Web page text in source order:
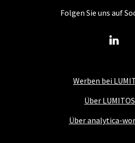
Werben bei
Über LUMITOS
Über analytica-
Folgen Sie uns auf